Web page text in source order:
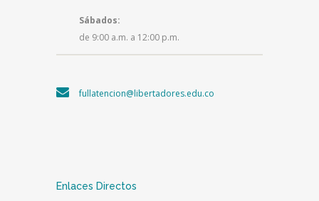
Sábados:
de 9:00 a.m. a 12:00 p.m.
fullatencion@libertadores.edu.co
Enlaces Directos